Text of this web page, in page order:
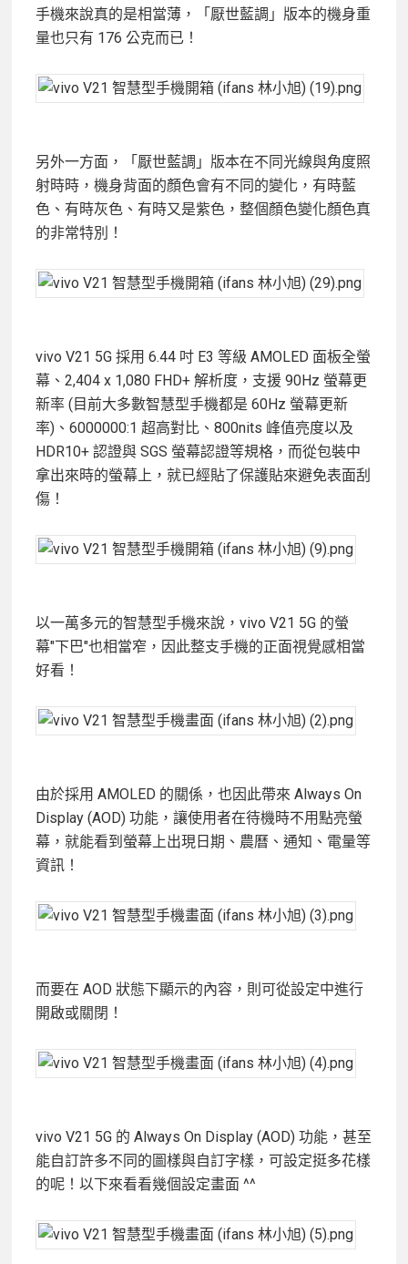
手機來說真的是相當薄，「厭世藍調」版本的機身重
量也只有 176 公克而已！
另外一方面，「厭世藍調」版本在不同光線與角度照
射時時，機身背面的顏色會有不同的變化，有時藍
色、有時灰色、有時又是紫色，整個顏色變化顏色真
的非常特別！
vivo V21 5G 採用 6.44 吋 E3 等級 AMOLED 面板全螢
幕、2,404 x 1,080 FHD+ 解析度，支援 90Hz 螢幕更
新率 (目前大多數智慧型手機都是 60Hz 螢幕更新
率)、6000000:1 超高對比、800nits 峰值亮度以及
HDR10+ 認證與 SGS 螢幕認證等規格，而從包裝中
拿出來時的螢幕上，就已經貼了保護貼來避免表面刮
傷！
以一萬多元的智慧型手機來說，vivo V21 5G 的螢
幕"下巴"也相當窄，因此整支手機的正面視覺感相當
好看！
由於採用 AMOLED 的關係，也因此帶來 Always On
Display (AOD) 功能，讓使用者在待機時不用點亮螢
幕，就能看到螢幕上出現日期、農曆、通知、電量等
資訊！
而要在 AOD 狀態下顯示的內容，則可從設定中進行
開啟或關閉！
vivo V21 5G 的 Always On Display (AOD) 功能，甚至
能自訂許多不同的圖樣與自訂字樣，可設定挺多花樣
的呢！以下來看看幾個設定畫面 ^^